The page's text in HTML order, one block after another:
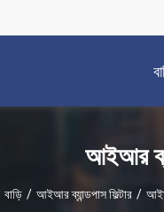
আইআর
বাড়ি / আইআর ব্যান্ডপাস ফিল্টার /